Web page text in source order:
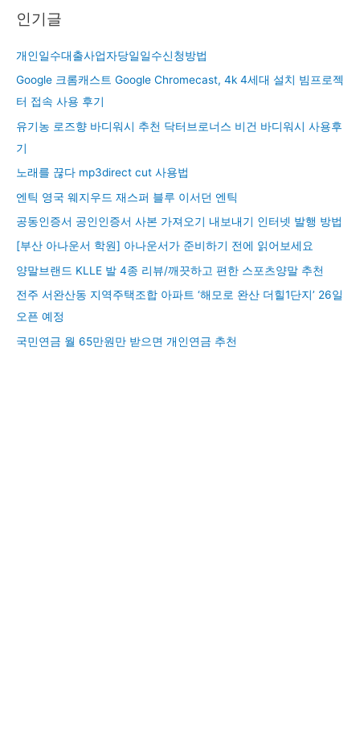
인기글
개인일수대출사업자당일일수신청방법
Google 크롬캐스트 Google Chromecast, 4k 4세대 설치 빔프로젝
터 접속 사용 후기
유기농 로즈향 바디워시 추천 닥터브로너스 비건 바디워시 사용후
기
노래를 끊다 mp3direct cut 사용법
엔틱 영국 웨지우드 재스퍼 블루 이서던 엔틱
공동인증서 공인인증서 사본 가져오기 내보내기 인터넷 발행 방법
[부산 아나운서 학원] 아나운서가 준비하기 전에 읽어보세요
양말브랜드 KLLE 발 4종 리뷰/깨끗하고 편한 스포츠양말 추천
전주 서완산동 지역주택조합 아파트 ‘해모로 완산 더힐1단지’ 26일
오픈 예정
국민연금 월 65만원만 받으면 개인연금 추천